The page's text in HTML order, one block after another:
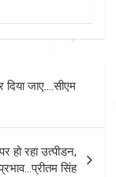
दिया जाए….सीएम
हो रहा उत्पीडन,
सिंह